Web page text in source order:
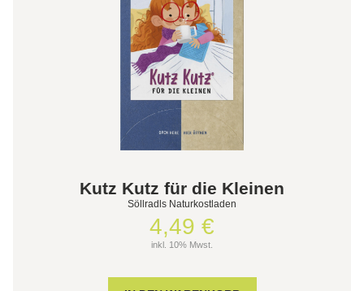
Kutz Kutz für die Kleinen
Söllradls Naturkostladen
4,49 €
inkl. 10% Mwst.